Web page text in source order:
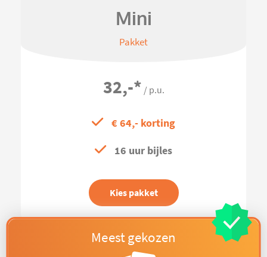
Mini
Pakket
32,-* / p.u.
€ 64,- korting
16 uur bijles
Kies pakket